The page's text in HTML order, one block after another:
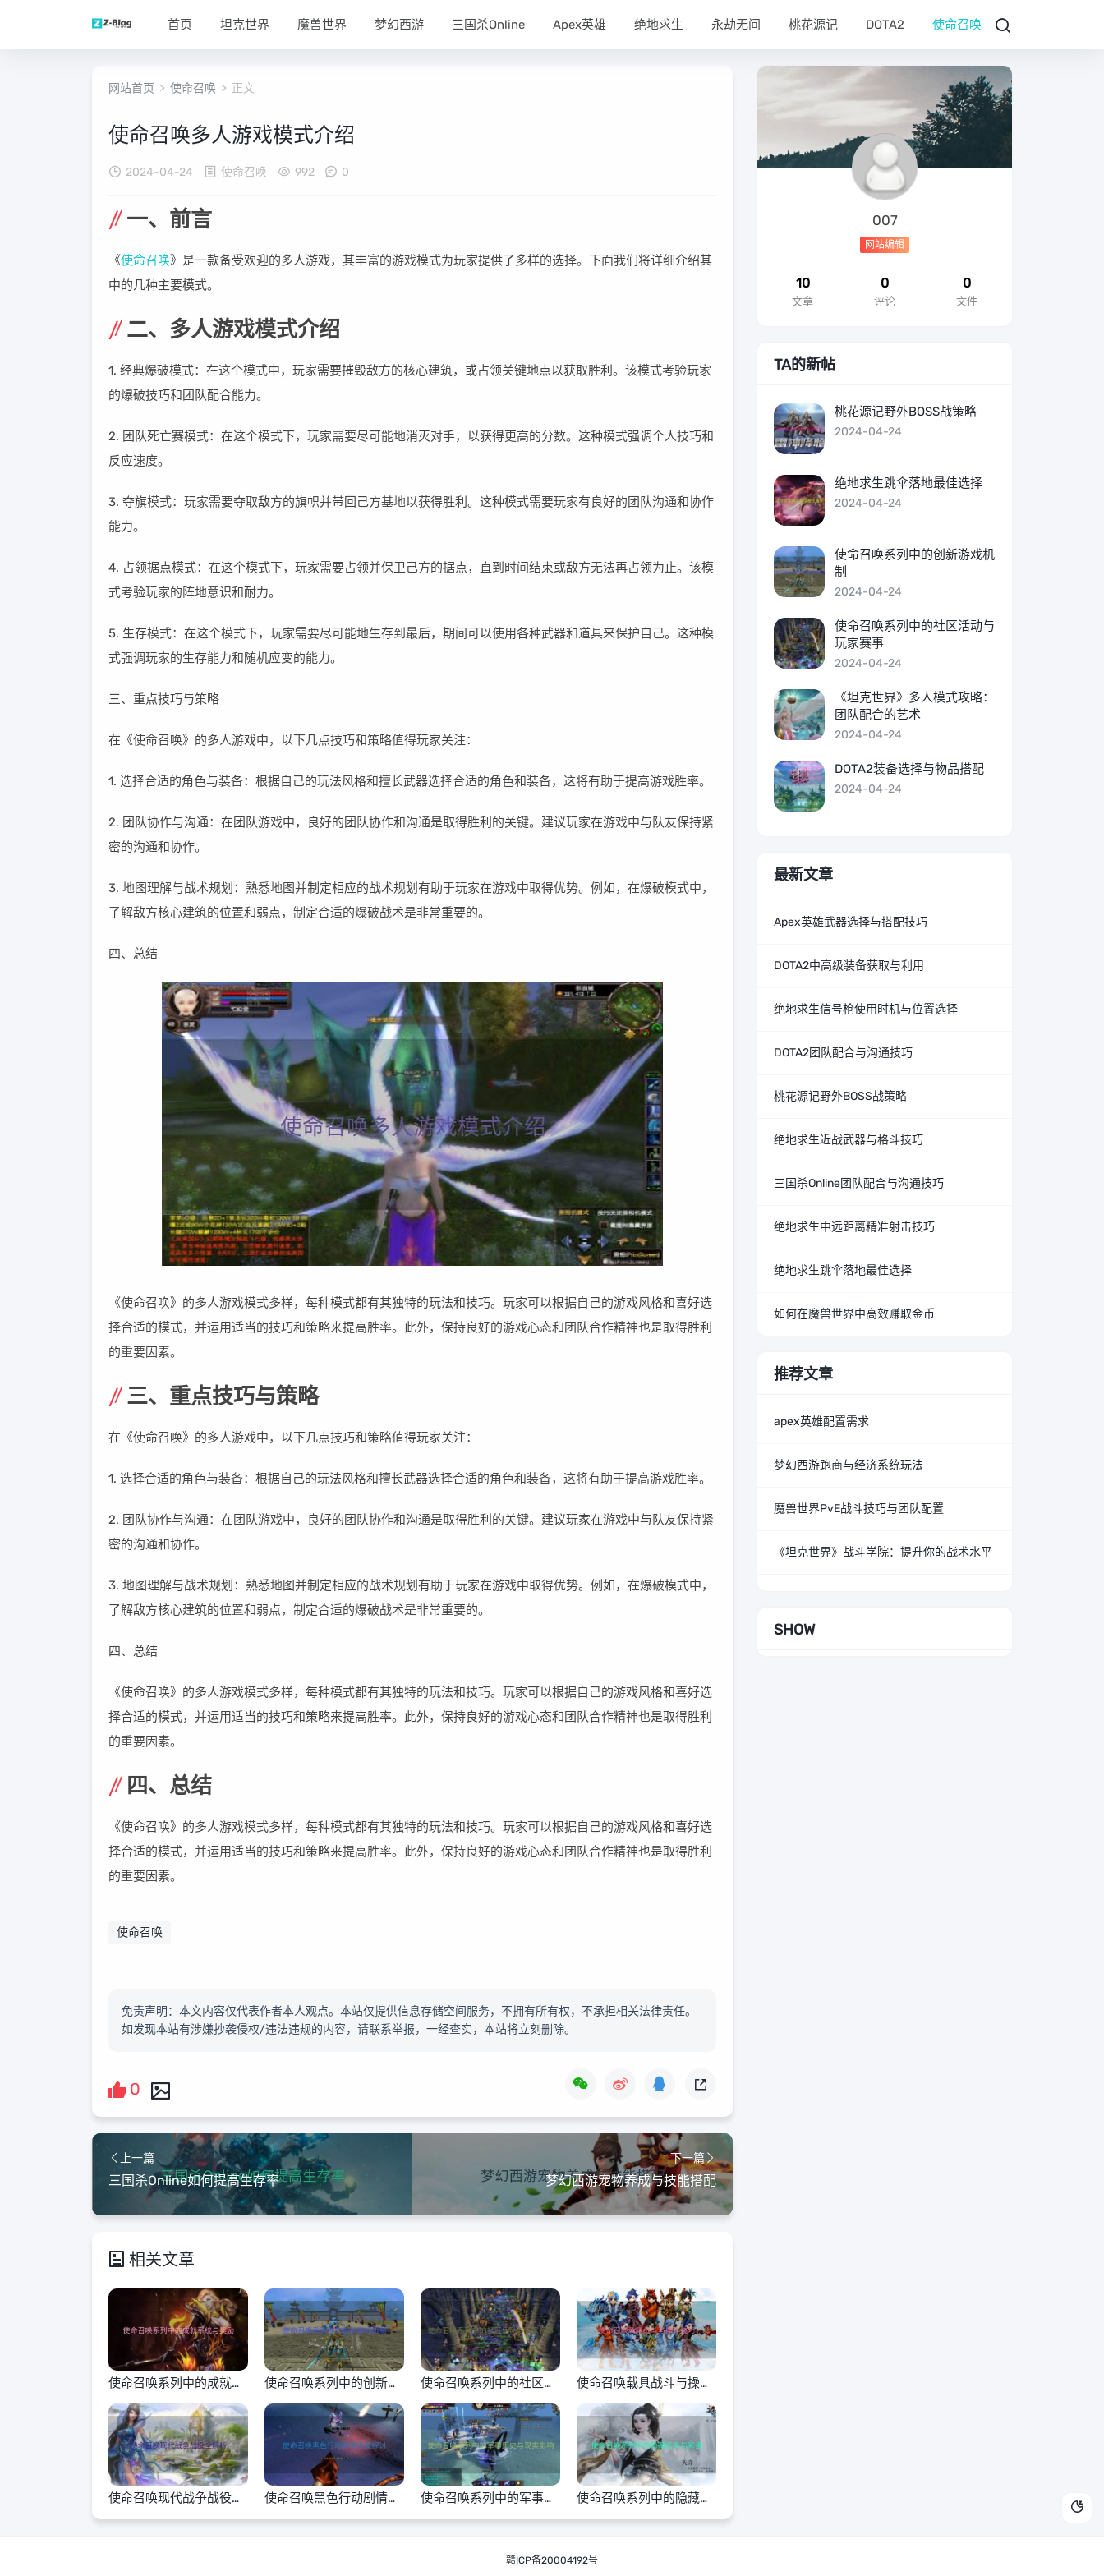
首页 坦克世界 魔兽世界 梦幻西游 三国杀Online Apex英雄 绝地求生 永劫无间 桃花源记 DOTA2 使命召唤
网站首页 > 使命召唤 > 正文
使命召唤多人游戏模式介绍
2024-04-24 使命召唤 992 0
一、前言
《使命召唤》是一款备受欢迎的多人游戏，其丰富的游戏模式为玩家提供了多样的选择。下面我们将详细介绍其
中的几种主要模式。
二、多人游戏模式介绍
1. 经典爆破模式：在这个模式中，玩家需要摧毁敌方的核心建筑，或占领关键地点以获取胜利。该模式考验玩家
的爆破技巧和团队配合能力。
2. 团队死亡赛模式：在这个模式下，玩家需要尽可能地消灭对手，以获得更高的分数。这种模式强调个人技巧和
反应速度。
3. 夺旗模式：玩家需要夺取敌方的旗帜并带回己方基地以获得胜利。这种模式需要玩家有良好的团队沟通和协作
能力。
4. 占领据点模式：在这个模式下，玩家需要占领并保卫己方的据点，直到时间结束或敌方无法再占领为止。该模
式考验玩家的阵地意识和耐力。
5. 生存模式：在这个模式下，玩家需要尽可能地生存到最后，期间可以使用各种武器和道具来保护自己。这种模
式强调玩家的生存能力和随机应变的能力。
三、重点技巧与策略
在《使命召唤》的多人游戏中，以下几点技巧和策略值得玩家关注：
1. 选择合适的角色与装备：根据自己的玩法风格和擅长武器选择合适的角色和装备，这将有助于提高游戏胜率。
2. 团队协作与沟通：在团队游戏中，良好的团队协作和沟通是取得胜利的关键。建议玩家在游戏中与队友保持紧
密的沟通和协作。
3. 地图理解与战术规划：熟悉地图并制定相应的战术规划有助于玩家在游戏中取得优势。例如，在爆破模式中，
了解敌方核心建筑的位置和弱点，制定合适的爆破战术是非常重要的。
四、总结
《使命召唤》的多人游戏模式多样，每种模式都有其独特的玩法和技巧。玩家可以根据自己的游戏风格和喜好选
择合适的模式，并运用适当的技巧和策略来提高胜率。此外，保持良好的游戏心态和团队合作精神也是取得胜利
的重要因素。
三、重点技巧与策略
在《使命召唤》的多人游戏中，以下几点技巧和策略值得玩家关注：
1. 选择合适的角色与装备：根据自己的玩法风格和擅长武器选择合适的角色和装备，这将有助于提高游戏胜率。
2. 团队协作与沟通：在团队游戏中，良好的团队协作和沟通是取得胜利的关键。建议玩家在游戏中与队友保持紧
密的沟通和协作。
3. 地图理解与战术规划：熟悉地图并制定相应的战术规划有助于玩家在游戏中取得优势。例如，在爆破模式中，
了解敌方核心建筑的位置和弱点，制定合适的爆破战术是非常重要的。
四、总结
《使命召唤》的多人游戏模式多样，每种模式都有其独特的玩法和技巧。玩家可以根据自己的游戏风格和喜好选
择合适的模式，并运用适当的技巧和策略来提高胜率。此外，保持良好的游戏心态和团队合作精神也是取得胜利
的重要因素。
四、总结
《使命召唤》的多人游戏模式多样，每种模式都有其独特的玩法和技巧。玩家可以根据自己的游戏风格和喜好选
择合适的模式，并运用适当的技巧和策略来提高胜率。此外，保持良好的游戏心态和团队合作精神也是取得胜利
的重要因素。
使命召唤
免责声明：本文内容仅代表作者本人观点。本站仅提供信息存储空间服务，不拥有所有权，不承担相关法律责任。
如发现本站有涉嫌抄袭侵权/违法违规的内容，请联系举报，一经查实，本站将立刻删除。
0
上一篇
三国杀Online如何提高生存率
下一篇
梦幻西游宠物养成与技能搭配
相关文章
使命召唤系列中的成就系
统与奖励
使命召唤系列中的创新游
戏机制
使命召唤系列中的社区活
动与玩家赛事
使命召唤载具战斗与操作
技巧
使命召唤现代战争战役全
解析
使命召唤黑色行动剧情深
度探讨
使命召唤系列中的军事历
史与现实影响
使命召唤系列中的隐藏任
务与彩蛋
007
网站编辑
10
文章
0
评论
0
文件
TA的新帖
桃花源记野外BOSS战策略
2024-04-24
绝地求生跳伞落地最佳选择
2024-04-24
使命召唤系列中的创新游戏机
制
2024-04-24
使命召唤系列中的社区活动与
玩家赛事
2024-04-24
《坦克世界》多人模式攻略：
团队配合的艺术
2024-04-24
DOTA2装备选择与物品搭配
2024-04-24
最新文章
Apex英雄武器选择与搭配技巧
DOTA2中高级装备获取与利用
绝地求生信号枪使用时机与位置选择
DOTA2团队配合与沟通技巧
桃花源记野外BOSS战策略
绝地求生近战武器与格斗技巧
三国杀Online团队配合与沟通技巧
绝地求生中远距离精准射击技巧
绝地求生跳伞落地最佳选择
如何在魔兽世界中高效赚取金币
推荐文章
apex英雄配置需求
梦幻西游跑商与经济系统玩法
魔兽世界PvE战斗技巧与团队配置
《坦克世界》战斗学院：提升你的战术水平
SHOW
赣ICP备20004192号